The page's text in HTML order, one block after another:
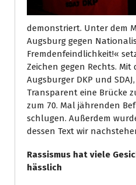
demonstriert. Unter dem
Augsburg gegen
Fremdenfeindlichkeit!«
Zeichen gegen Rechts.
Augsburger DKP und
Transparent eine Brücke
zum 70. Mal jährenden
schlugen. Außerdem
dessen Text wir
Rassismus hat viele
hässlich